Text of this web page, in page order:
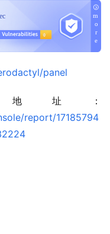
panel
址：
report/17185794